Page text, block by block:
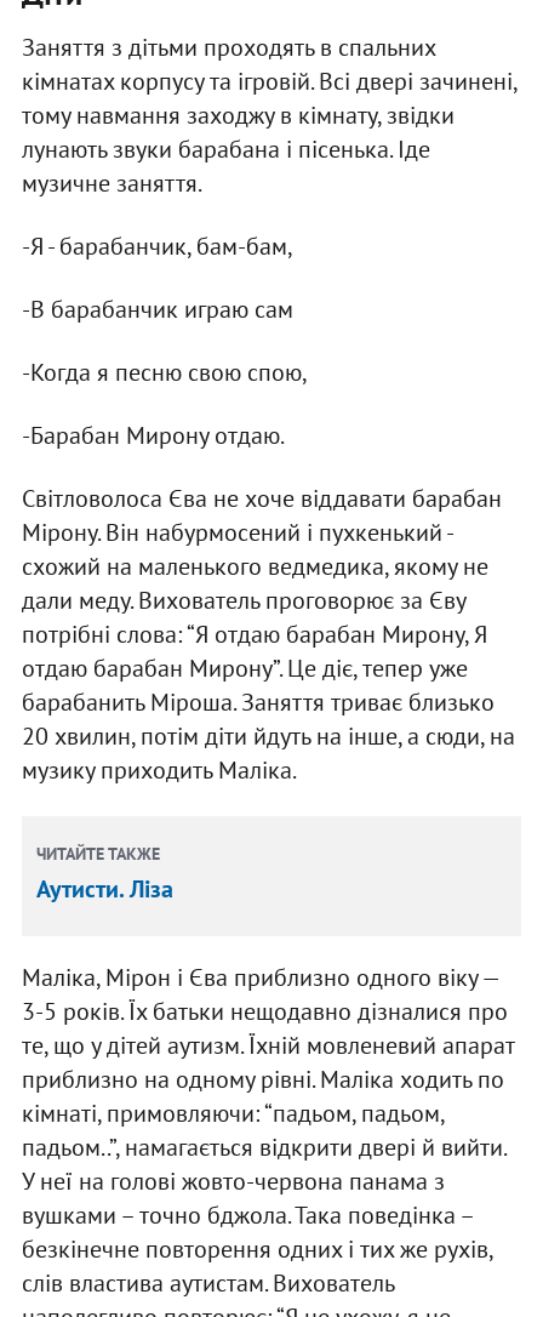
Заняття з дітьми проходять в спальних
кімнатах корпусу та ігровій. Всі двері зачинені,
тому навмання заходжу в кімнату, звідки
лунають звуки барабана і пісенька. Іде
музичне заняття.
-Я - барабанчик, бам-бам,
-В барабанчик играю сам
-Когда я песню свою спою,
-Барабан Мирону отдаю.
Світловолоса Єва не хоче віддавати барабан
Мірону. Він набурмосений і пухкенький -
схожий на маленького ведмедика, якому не
дали меду. Вихователь проговорює за Єву
потрібні слова: “Я отдаю барабан Мирону, Я
отдаю барабан Мирону”. Це діє, тепер уже
барабанить Міроша. Заняття триває близько
20 хвилин, потім діти йдуть на інше, а сюди, на
музику приходить Маліка.
ЧИТАЙТЕ ТАКЖЕ
Аутисти. Ліза
Маліка, Мірон і Єва приблизно одного віку —
3-5 років. Їх батьки нещодавно дізналися про
те, що у дітей аутизм. Їхній мовленевий апарат
приблизно на одному рівні. Маліка ходить по
кімнаті, примовляючи: “падьом, падьом,
падьом..”, намагається відкрити двері й вийти.
У неї на голові жовто-червона панама з
вушками – точно бджола. Така поведінка –
безкінечне повторення одних і тих же рухів,
слів властива аутистам. Вихователь